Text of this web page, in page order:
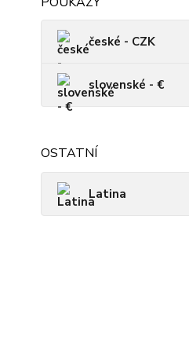
české - CZK
slovenské - €
OSTATNÍ
Latina